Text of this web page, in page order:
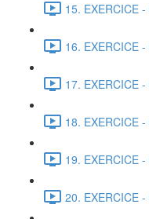
15. EXERCICE
16. EXERCICE
17. EXERCICE
18. EXERCICE
19. EXERCICE
20. EXERCICE